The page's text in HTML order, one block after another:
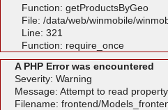
Function: getProductsByGeo
File: /data/web/winmobile/
Line: 321
Function: require_once
A PHP Error was encountered
Severity: Warning
Message: Attempt to read
Filename: frontend/